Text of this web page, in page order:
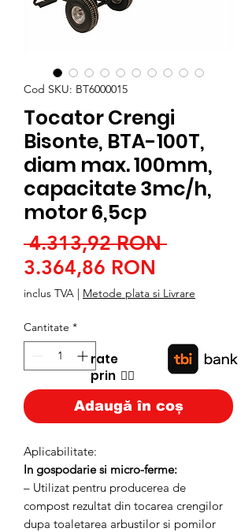
Cod SKU: BT6000015
Tocator Crengi
Bisonte, BTA-100T,
diam max. 100mm,
capacitate 3mc/h,
motor 6,5cp
4.313,92 RON Preț
3.364,86 RON
redus
inclus TVA | Metode plata si Livrare
Cantitate *
Adaugă în coș
Aplicabilitate:
In gospodarie si micro-ferme:
– Utilizat pentru producerea de
compost rezultat din tocarea crengilor
dupa toaletarea arbustilor si pomilor
rate
prin 👉🏿